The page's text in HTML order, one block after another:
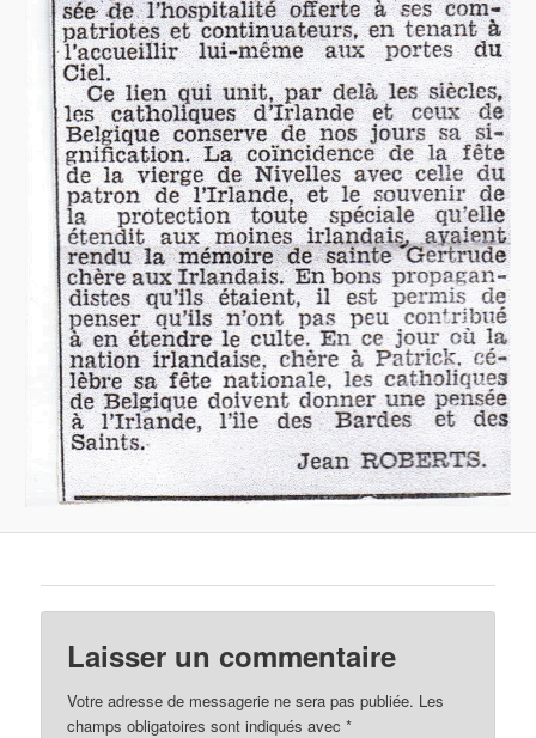
Laisser un commentaire
Votre adresse de messagerie ne sera pas publiée. Les
champs obligatoires sont indiqués avec*